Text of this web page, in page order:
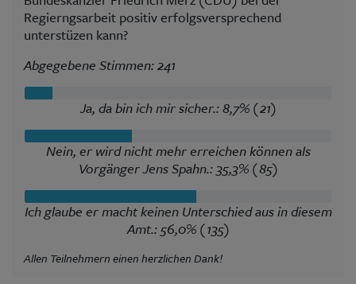
Regierngsarbeit positiv erfolgsversprechend
unterstüzen kann?
Abgegebene Stimmen: 241
Ja, da bin ich mir sicher.: 8,7% (21)
Nein, er wird nicht mehr erreichen können als
Vorgänger Jens Spahn.: 35,3% (85)
Ich glaube er macht keinen Unterschied aus in diesem
Amt.: 56,0% (135)
Allen Teilnehmern einen herzlichen Dank!